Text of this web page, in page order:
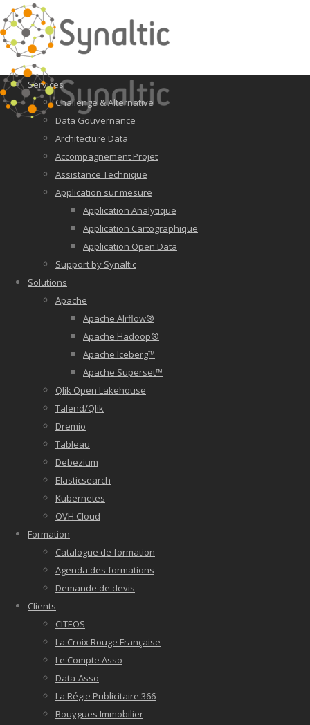
Services
Challenge & Alternative
Data Gouvernance
Architecture Data
Accompagnement Projet
Assistance Technique
Application sur mesure
Application Analytique
Application Cartographique
Application Open Data
Support by Synaltic
Solutions
Apache
Apache AIrflow®
Apache Hadoop®
Apache Iceberg™
Apache Superset™
Qlik Open Lakehouse
Talend/Qlik
Dremio
Tableau
Debezium
Elasticsearch
Kubernetes
OVH Cloud
Formation
Catalogue de formation
Agenda des formations
Demande de devis
Clients
CITEOS
La Croix Rouge Française
Le Compte Asso
Data-Asso
La Régie Publicitaire 366
Bouygues Immobilier